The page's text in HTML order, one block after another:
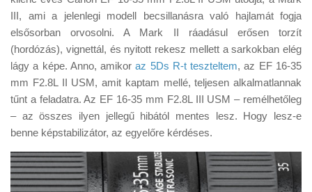
Tanácsok
Érdekességek
Helyszíni Riport
E-BB
III, ami a jelenlegi modell becsillanásra való hajlamát fogja
elsősorban orvosolni. A Mark II ráadásul erősen torzít
(hordózás), vignettál, és nyitott rekesz mellett a sarkokban elég
lágy a képe. Anno, amikoraz 5Ds R-t teszteltem, az EF 16-35
mm F2.8L II USM, amit kaptam mellé, teljesen alkalmatlannak
tűnt a feladatra. Az EF 16-35 mm F2.8L III USM – remélhetőleg
– az összes ilyen jellegű hibától mentes lesz. Hogy lesz-e
benne képstabilizátor, az egyelőre kérdéses.